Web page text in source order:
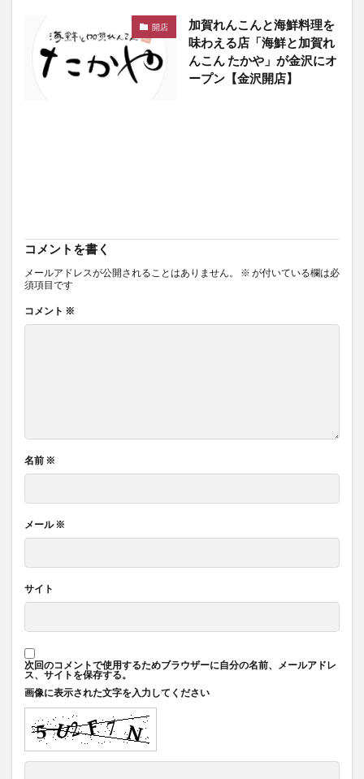
開店
加賀れんこんと海鮮料理を
味わえる店「海鮮と加賀れ
んこん たかや」が金沢にオ
ープン【金沢開店】
コメントを書く
メールアドレスが公開されることはありません。 ※ が付いている欄は必
須項目です
コメント ※
名前 ※
メール※
サイト
次回のコメントで使用するためブラウザーに自分の名前、メールアドレ
ス、サイトを保存する。
画像に表示された文字を入力してください